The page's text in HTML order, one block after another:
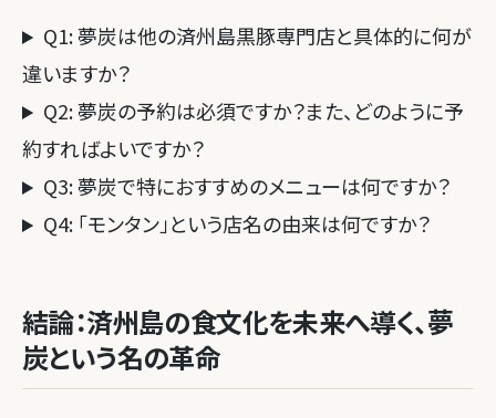
Q1: 夢炭は他の済州島黒豚専門店と具体的に何が
違いますか？
Q2: 夢炭の予約は必須ですか？また、どのように予
約すればよいですか？
Q3: 夢炭で特におすすめのメニューは何ですか？
Q4: 「モンタン」という店名の由来は何ですか？
結論：済州島の食文化を未来へ導く、夢
炭という名の革命